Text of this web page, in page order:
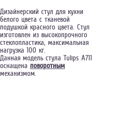
Дизайнерский стул для кухни
белого цвета с тканевой
подушкой красного цвета. Стул
изготовлен из высокопрочного
стеклопластика, максимальная
нагрузка 100 кг.
Данная модель стула Tulips А711
оснащена поворотным
механизмом.